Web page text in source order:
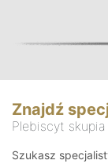
Znajdź
Plebiscyt
Szukasz